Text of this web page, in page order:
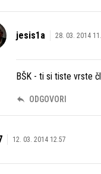
jesis1a 28. 03. 2014
BŠK - ti si tiste vrste
ODGOVORI
12. 03. 2014 12.57